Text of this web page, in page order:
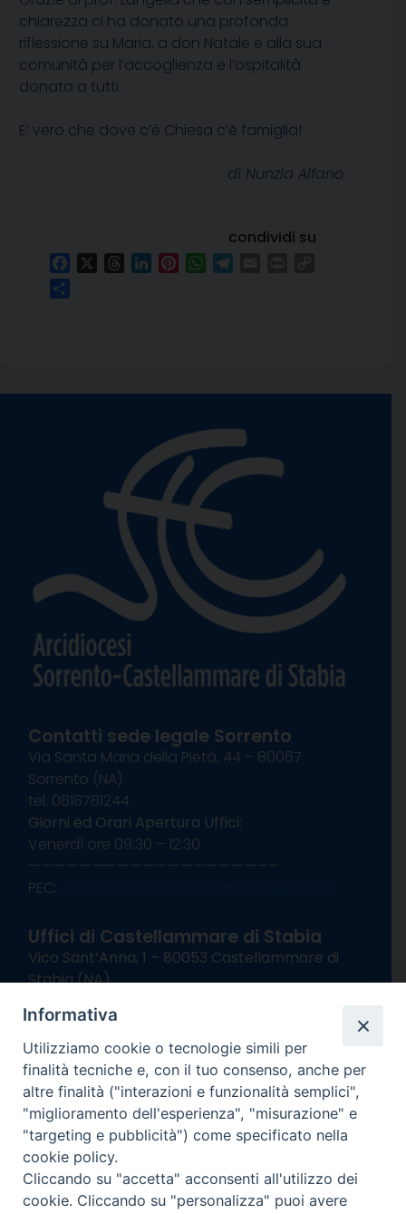
chiarezza ci ha donato una profonda
riflessione su Maria, a don Natale e alla sua
comunità per l’accoglienza e l’ospitalità
donata a tutti.
E’ vero che dove c’è Chiesa c’è famiglia!
di Nunzia Alfano
condividi su
FacebookThreadsLinkedInPinterestWhatsApp
Contatti sede legale Sorrento
Via Santa Maria della Pietà, 44 – 80067
Sorrento (NA)
tel. 0818781244
Giorni ed Orari Apertura Uffici:
Venerdì ore 09:30 – 12:30
———————————————————–
PEC:
Uffici di Castellammare di Stabia
Vico Sant’Anna, 1 – 80053 Castellammare di
Stabia (NA)
Giorni ed Orari Apertura Uffici:
Lunedì e Mercoledì ore 09:00 – 13:00
Uffici Matrimoni:
Lunedì e Mercoledì ore 09:30 – 12:30
seguici su
Channel
Informativa
Utilizziamo cookie o tecnologie simili per
finalità tecniche e, con il tuo consenso, anche per
altre finalità ("interazioni e funzionalità semplici",
"miglioramento dell'esperienza", "misurazione" e
"targeting e pubblicità") come specificato nella
cookie policy.
Cliccando su "accetta" acconsenti all'utilizzo dei
cookie. Cliccando su "personalizza" puoi avere